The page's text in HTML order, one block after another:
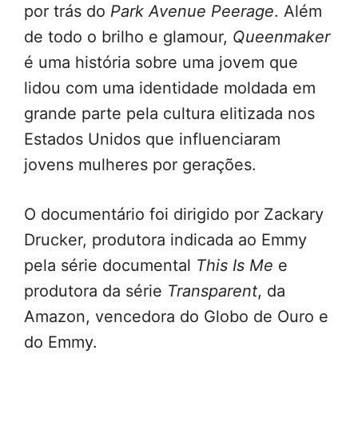
por trás do Park Avenue Peerage. Além
de todo o brilho e glamour, Queenmaker
é uma história sobre uma jovem que
lidou com uma identidade moldada em
grande parte pela cultura elitizada nos
Estados Unidos que influenciaram
jovens mulheres por gerações.
O documentário foi dirigido por Zackary
Drucker, produtora indicada ao Emmy
pela série documental This Is Me e
produtora da série Transparent, da
Amazon, vencedora do Globo de Ouro e
do Emmy.